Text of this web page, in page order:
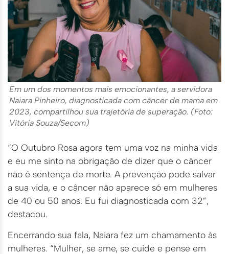
Em um dos momentos mais emocionantes, a servidora
Naiara Pinheiro, diagnosticada com câncer de mama em
2023, compartilhou sua trajetória de superação. (Foto:
Vitória Souza/Secom)
“O Outubro Rosa agora tem uma voz na minha vida
e eu me sinto na obrigação de dizer que o câncer
não é sentença de morte. A prevenção pode salvar
a sua vida, e o câncer não aparece só em mulheres
de 40 ou 50 anos. Eu fui diagnosticada com 32”,
destacou.
Encerrando sua fala, Naiara fez um chamamento às
mulheres. “Mulher, se ame, se cuide e pense em